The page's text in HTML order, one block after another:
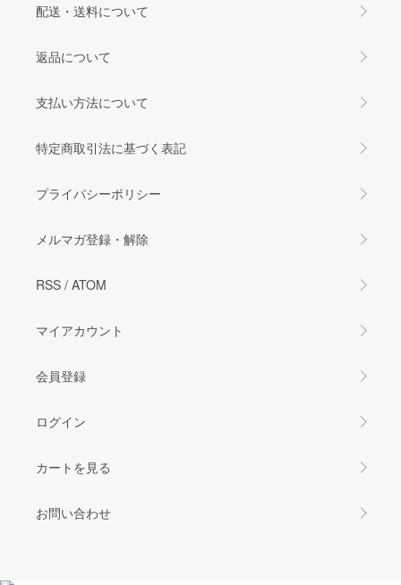
配送・送料について
返品について
支払い方法について
特定商取引法に基づく表記
プライバシーポリシー
メルマガ登録・解除
RSS / ATOM
マイアカウント
会員登録
ログイン
カートを見る
お問い合わせ